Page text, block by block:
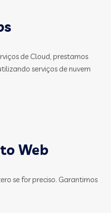
de Cloud, prestamos
serviços de nuvem
Web
se for preciso. Garantimos